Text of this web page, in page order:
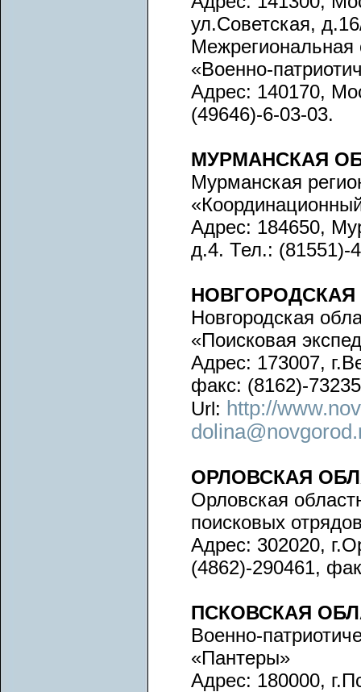
ул.Советская,
Межрегиональная
«Военно-
Адрес: 140170,
(49646)-6-03-03.
МУРМАНСКАЯ
Мурманская
Адрес: 184650,
д.4. Тел.: (81551)-
НОВГОРОДСКАЯ
Новгородская
«Поисковая
Адрес: 173007,
факс: (8162)-
Url: http://
ОРЛОВСКАЯ
Орловская
поисковых
Адрес: 302020,
(4862)-290461,
ПСКОВСКАЯ
Военно-
«Пантеры»
Адрес: 180000,